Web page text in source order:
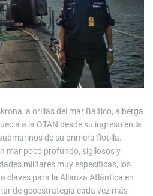
a orillas del mar Báltico, alberga
a la OTAN desde su ingreso en la
de su primera flotilla.
mar poco profundo, sigilosos y
militares muy específicas, los
claves para la Alianza Atlántica en
de geoestrategia cada vez más